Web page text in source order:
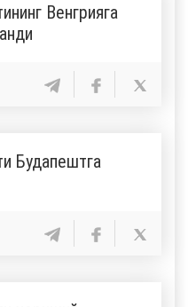
Венгрияга
Будапештга